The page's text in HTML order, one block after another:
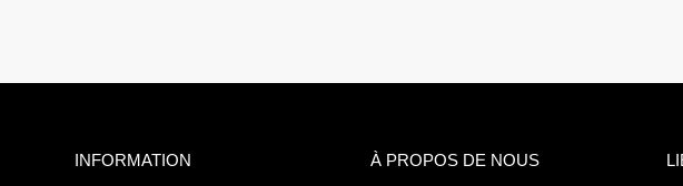
INFORMATION À PROPOS DE NOUS